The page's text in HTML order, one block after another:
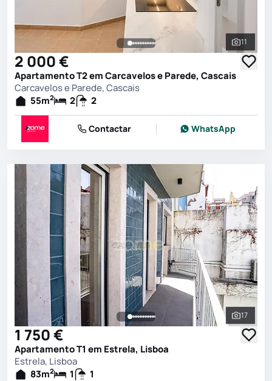
Ver
11
2 000 €
Apartamento T2 em Carcavelos e Parede, Cascais
Carcavelos e Parede, Cascais
55m2 2 2
Contactar WhatsApp
Ver
17
1 750 €
Apartamento T1 em Estrela, Lisboa
Estrela, Lisboa
83m2 1 1